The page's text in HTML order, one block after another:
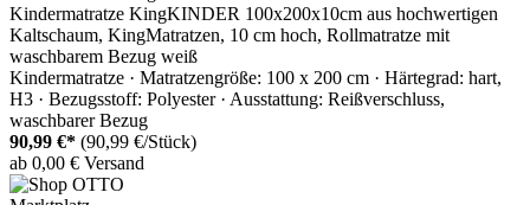
Kindermatratze KingKINDER 100x200x10cm aus hochwertigen
Kaltschaum, KingMatratzen, 10 cm hoch, Rollmatratze mit
waschbarem Bezug weiß
Kindermatratze · Matratzengröße: 100 x 200 cm · Härtegrad: hart,
H3 · Bezugsstoff: Polyester · Ausstattung: Reißverschluss,
waschbarer Bezug
90,99 €* (90,99 €/Stück)
ab 0,00 € Versand